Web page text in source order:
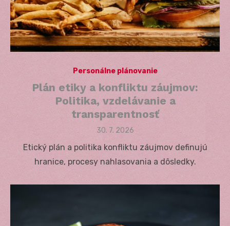
Personálne plánovanie
Plán etiky a konfliktu záujmov:
Politika, vzdelávanie a
transparentnosť
Posted
30. 7. 2026
Etický plán a politika konfliktu záujmov definujú
hranice, procesy nahlasovania a dôsledky.